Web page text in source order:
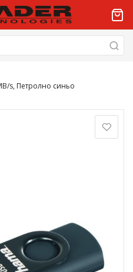
s, Петролно синьо